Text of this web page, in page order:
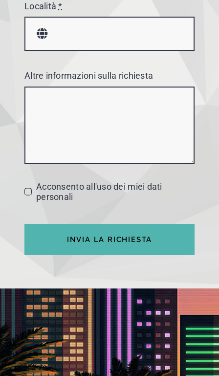
Località*
Altre informazioni sulla richiesta
Acconsento all'uso dei miei dati
personali
INVIA LA RICHIESTA